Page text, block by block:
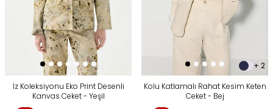
İz Koleksiyonu Eko Print Desenli
Kanvas Ceket - Yeşil
+ 2
Kolu Katlamalı Rahat Kesim Keten
Ceket - Bej